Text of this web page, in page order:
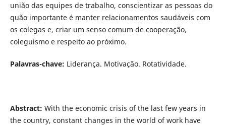
união das equipes de trabalho, conscientizar as pessoas do
quão importante é manter relacionamentos saudáveis com
os colegas e, criar um senso comum de cooperação,
coleguismo e respeito ao próximo.
Palavras-chave: Liderança. Motivação. Rotatividade.
Abstract: With the economic crisis of the last few years in
the country, constant changes in the world of work have